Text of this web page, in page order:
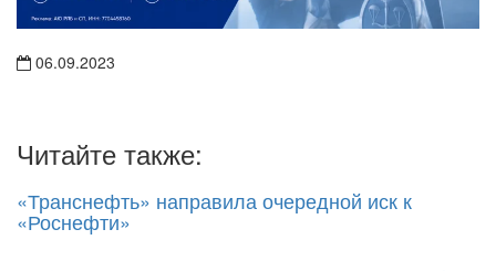
06.09.2023
Читайте также:
«Транснефть» направила очередной иск к
«Роснефти»